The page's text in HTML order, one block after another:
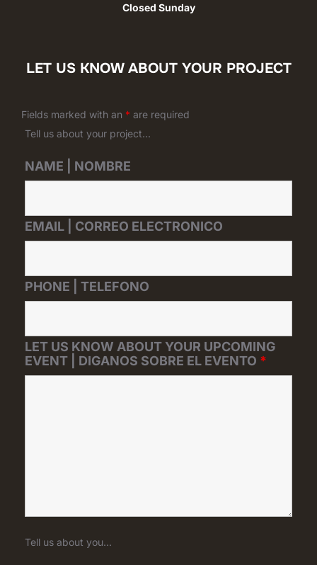
Closed Sunday
LET US KNOW ABOUT YOUR PROJECT
Fields marked with an * are required
Tell us about your project...
NAME | NOMBRE
EMAIL | CORREO ELECTRONICO
PHONE | TELEFONO
LET US KNOW ABOUT YOUR UPCOMING
EVENT | DIGANOS SOBRE EL EVENTO *
Tell us about you...